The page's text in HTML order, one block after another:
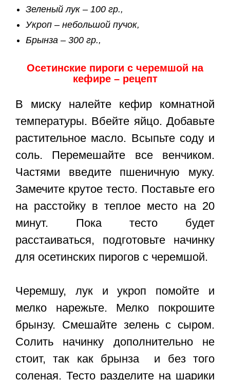
Зеленый лук – 100 гр.,
Укроп – небольшой пучок,
Брынза – 300 гр.,
Осетинские пироги с черемшой на
кефире – рецепт
В миску налейте кефир комнатной
температуры. Вбейте яйцо. Добавьте
растительное масло. Всыпьте соду и
соль. Перемешайте все венчиком.
Частями введите пшеничную муку.
Замечите крутое тесто. Поставьте его
на расстойку в теплое место на 20
минут. Пока тесто будет
расстаиваться, подготовьте начинку
для осетинских пирогов с черемшой.
Черемшу, лук и укроп помойте и
мелко нарежьте. Мелко покрошите
брынзу. Смешайте зелень с сыром.
Солить начинку дополнительно не
стоит, так как брынза и без того
соленая. Тесто разделите на шарики